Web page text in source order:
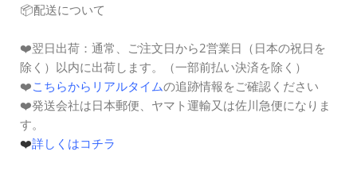
📦配送について
❤️翌日出荷： 通常、ご注文日から2営業日（日本の祝日を
除く）以内に出荷します。（一部前払い決済を除く）
❤️こちらからリアルタイムの追跡情報をご確認ください
❤️発送会社は日本郵便、ヤマト運輸又は佐川急便になりま
す。
❤️詳しくはコチラ